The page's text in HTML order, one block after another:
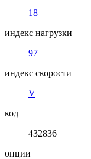
18
индекс нагрузки
97
индекс скорости
V
код
432836
опции